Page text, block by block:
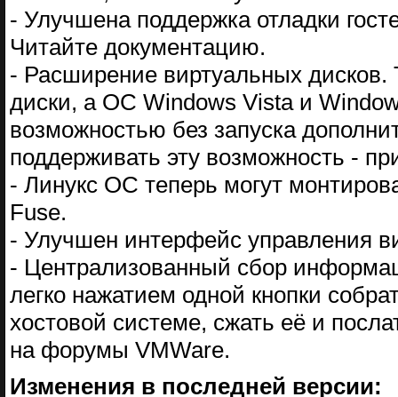
- Улучшена поддержка отладки
Читайте документацию.
- Расширение виртуальных
диски, а ОС Windows Vista и
возможностью без запуска
поддерживать эту возможность -
- Линукс ОС теперь могут
Fuse.
- Улучшен интерфейс управления
- Централизованный сбор
легко нажатием одной кнопки
хостовой системе, сжать её и
на форумы VMWare.
Изменения в последней версии: